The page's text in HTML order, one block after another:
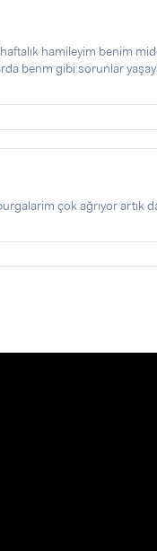
hamileyim benim
benm gibi sorunlar
çok ağrıyor artık